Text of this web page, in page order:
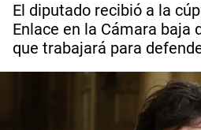
El diputado recibió a la
Enlace en la Cámara baja
que trabajará para